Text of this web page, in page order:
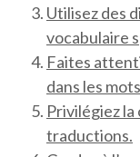
Utilisez des
vocabulaire
Faites
dans les
Privilégiez la
traductions.